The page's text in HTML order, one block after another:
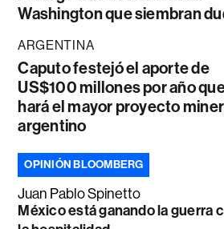
Washington que siembran
ARGENTINA
Caputo festejó el aporte de
US$100 millones por año
hará el mayor proyecto
argentino
OPINIÓN BLOOMBERG
Juan Pablo Spinetto
México está ganando la guerra